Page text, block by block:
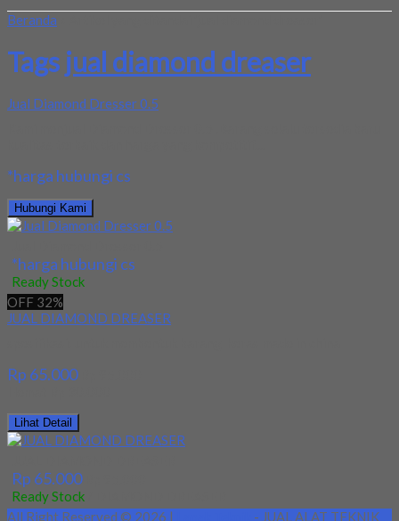
Beranda
Tags jual diamond dreaser
Jual Diamond Dresser 0.5
*harga hubungi cs
Hubungi Kami
*harga hubungi cs
Ready Stock
OFF 32%
JUAL DIAMOND DREASER
Rp 65.000
Lihat Detail
Rp 65.000
Ready Stock
All Right Reserved © 2026 |
- JUAL ALAT TEKNIK